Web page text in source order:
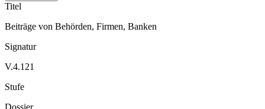
Titel
Beiträge von Behörden, Firmen, Banken
Signatur
V.4.121
Stufe
Dossier